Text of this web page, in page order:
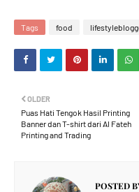
Tags food
OLDER
Puas Hati Tengok Hasil Printing
Banner dan T-shirt dari Al Fateh
Printing and Trading
POSTED